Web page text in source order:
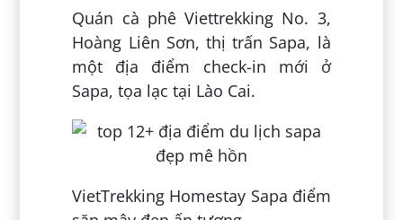
Quán cà phê Viettrekking No. 3,
Hoàng Liên Sơn, thị trấn Sapa, là
một địa điểm check-in mới ở
Sapa, tọa lạc tại Lào Cai.
VietTrekking Homestay Sapa điểm